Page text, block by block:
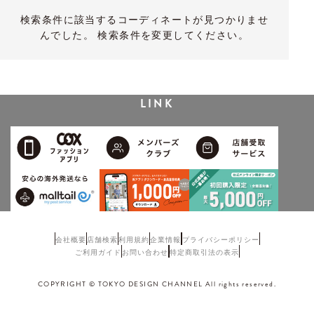
検索条件に該当するコーディネートが見つかりませ
んでした。 検索条件を変更してください。
LINK
会社概要 店舗検索利用規約企業情報 プライバシーポリシー
ご利用ガイド お問い合わせ 特定商取引法の表示
COPYRIGHT © TOKYO DESIGN CHANNEL All rights reserved.